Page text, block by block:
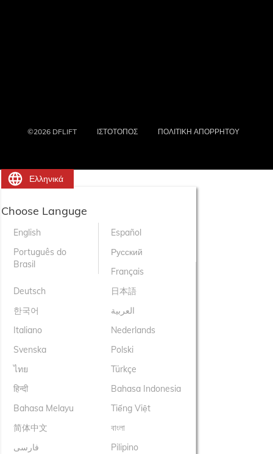
©2026 DFLIFT ΙΣΤΟΤΟΠΟΣ ΠΟΛΙΤΙΚΗ ΑΠΟΡΡΗΤΟΥ
Ελληνικά
Choose Languge
English
Español
Português do
Brasil
Русский
Français
Deutsch
日本語
한국어
العربية
Italiano
Nederlands
Svenska
Polski
ไทย
Türkçe
हिन्दी
Bahasa Indonesia
Bahasa Melayu
Tiếng Việt
简体中文
বাংলা
فارسی
Pilipino